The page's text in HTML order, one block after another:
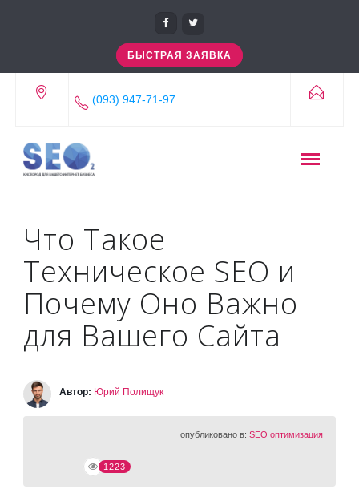
БЫСТРАЯ ЗАЯВКА
(093) 947-71-97
Что Такое
Техническое SEO и
Почему Оно Важно
для Вашего Сайта
Автор: Юрий Полищук
опубликовано в: SEO оптимизация
1223